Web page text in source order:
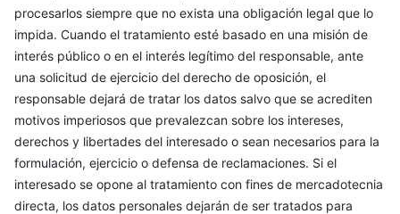
procesarlos siempre que no exista una obligación legal que lo
impida. Cuando el tratamiento esté basado en una misión de
interés público o en el interés legítimo del responsable, ante
una solicitud de ejercicio del derecho de oposición, el
responsable dejará de tratar los datos salvo que se acrediten
motivos imperiosos que prevalezcan sobre los intereses,
derechos y libertades del interesado o sean necesarios para la
formulación, ejercicio o defensa de reclamaciones. Si el
interesado se opone al tratamiento con fines de mercadotecnia
directa, los datos personales dejarán de ser tratados para